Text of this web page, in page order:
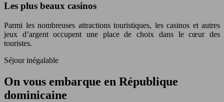
Les plus beaux casinos
Parmi les nombreuses attractions touristiques, les casinos et autres
jeux d’argent occupent une place de choix dans le cœur des
touristes.
Séjour inégalable
On vous embarque en République
dominicaine